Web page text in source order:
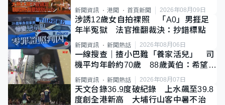
新聞資訊 港聞 首頁新聞 2026年08月09日
涉誘12歲女自拍祼照 「A0」男捱足
年半冤獄 法官推翻裁決：抄錯標點
新聞資訊 新聞熱話 2026年08月06日
一線搜查｜揸小巴難「養家活兒」 司
機平均年齡約70歲 88歲黃伯：希望一
直揸落去
新聞資訊 新聞熱話 2026年08月07日
天文台錄36.9度破紀錄 上水飆至39.8
度創全港新高 大埔行山客中暑不治